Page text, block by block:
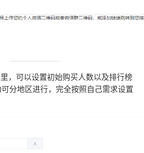
，可以设置初始购买人数以及排行榜
分地区进行，完全按照自己需求设置